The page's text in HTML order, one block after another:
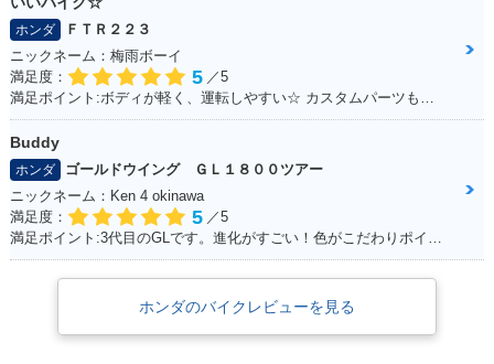
ホンダ
ＦＴＲ２２３
ニックネーム：梅雨ボーイ
満足度：
5 ／5
満足ポイント:ボディが軽く、運転しやすい☆ カスタムパーツも充実☆ 運転してて楽しいオススメのFTR！
Buddy
ホンダ
ゴールドウイング ＧＬ１８００ツアー
ニックネーム：Ken 4 okinawa
満足度：
5 ／5
満足ポイント:3代目のGLです。進化がすごい！色がこだわりポイントです。
ホンダのバイクレビューを見る